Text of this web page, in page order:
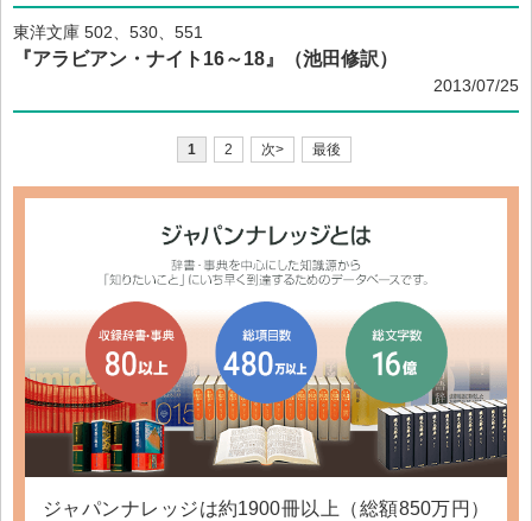
東洋文庫 502、530、551
『アラビアン・ナイト16～18』（池田修訳）
2013/07/25
1 2 次> 最後
ジャパンナレッジは約1900冊以上（総額850万円）